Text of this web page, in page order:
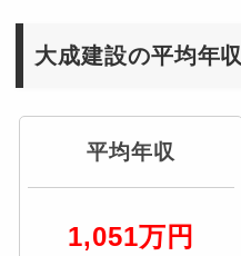
大成建設の平均年収
平均年収
1,051万円